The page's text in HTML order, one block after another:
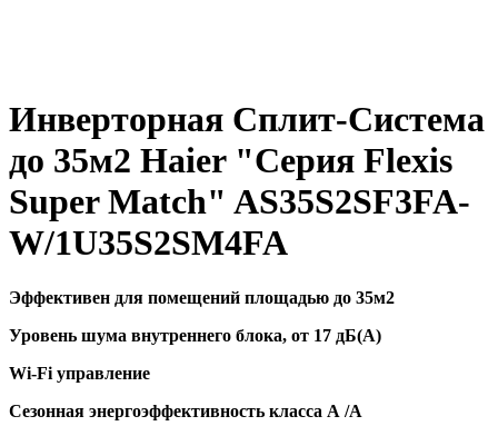
Инверторная Сплит-Система
до 35м2 Haier "Серия Flexis
Super Match" AS35S2SF3FA-
W/1U35S2SM4FA
Эффективен для помещений площадью до 35м2
Уровень шума внутреннего блока, от 17 дБ(А)
Wi-Fi управление
Сезонная энергоэффективность класса А /А